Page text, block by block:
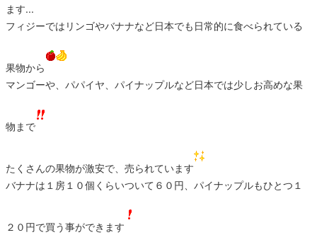
ます...
フィジーではリンゴやバナナなど日本でも日常的に食べられている
果物から
マンゴーや、パパイヤ、パイナップルなど日本では少しお高めな果
物まで
たくさんの果物が激安で、売られています
バナナは１房１０個くらいついて６０円、パイナップルもひとつ１
２０円で買う事ができます